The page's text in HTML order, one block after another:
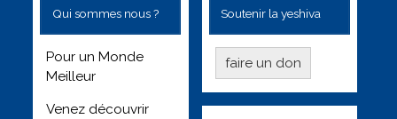
Qui sommes nous ?
Pour un Monde
Meilleur
Venez découvrir
Soutenir la yeshiva
faire un don